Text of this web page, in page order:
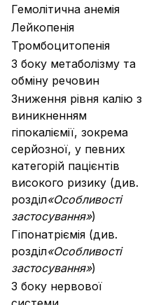
Гемолітична анемія
Лейкопенія
Тромбоцитопенія
З боку метаболізму та
обміну речовин
Зниження рівня калію з
виникненням
гіпокаліємії, зокрема
серйозної, у певних
категорій пацієнтів
високого ризику (див.
розділ«Особливості
застосування»)
Гіпонатріємія (див.
розділ«Особливості
застосування»)
З боку нервової